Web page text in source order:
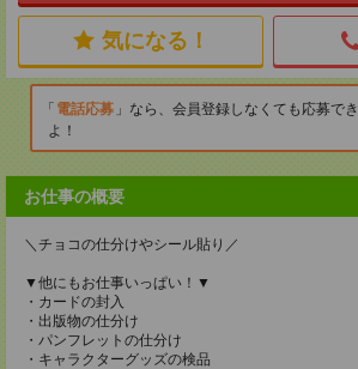
気になる！
電話応募
なら、会員登録しなくても応募で
よ！
お仕事の概要
＼チョコの仕分けやシール貼り／
▼他にもお仕事いっぱい！▼
・カードの封入
・出版物の仕分け
・パンフレットの仕分け
・キャラクターグッズの検品